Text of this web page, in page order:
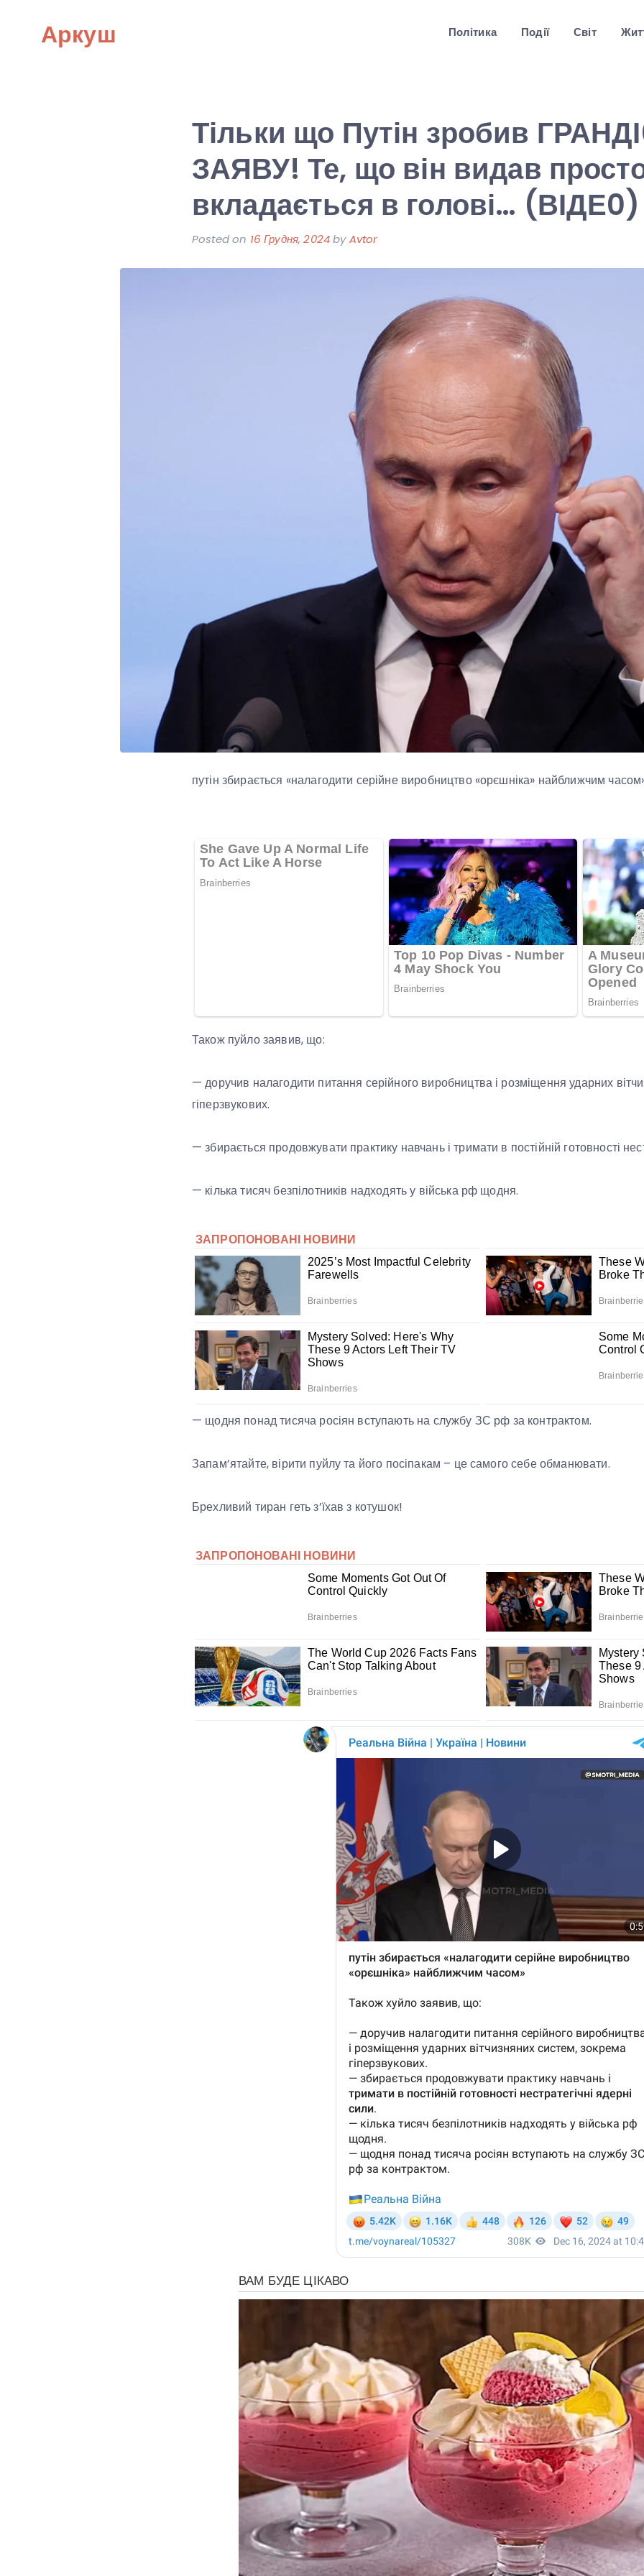
Аркуш Політика Події Світ
Тільки що Путін зробив
ЗАЯВУ! Те, що він видав
вкладається в голові… (ВІДЕ0)
Posted on 16 Грудня, 2024byAvtor
путін збирається «налагодити серійне виробництво «орєшніка» найближчим
Також пуйло заявив, що:
— доручив налагодити питання серійного виробництва і розміщення ударних
гіперзвукових.
— збирається продовжувати практику навчань і тримати в постійній готовності
— кілька тисяч безпілотників надходять у війська рф щодня.
— щодня понад тисяча росіян вступають на службу ЗС рф за контрактом.
Запам’ятайте, вірити пуйлу та його посіпакам – це самого себе обманювати.
Брехливий тиран геть з’їхав з котушок!